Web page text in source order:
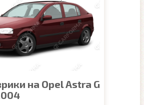
на Opel Astra G